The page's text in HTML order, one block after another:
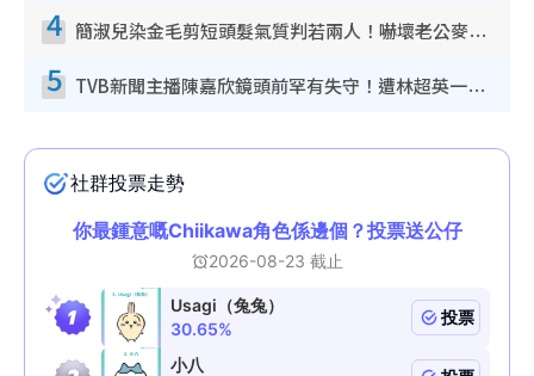
4 簡淑兒染金毛剪短頭髮氣質判若兩人！嚇壞老公麥大力都認唔出：「你做咩事？」
5 TVB新聞主播陳嘉欣鏡頭前罕有失守！遭林超英一句說話突襲嚇親當場大笑